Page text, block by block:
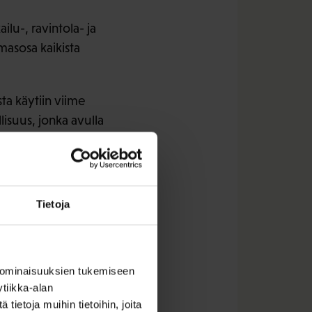
Tietoja
tukemiseen
alan
tietoja muihin tietoihin, joita
, ravintola- ja
kaikista
käytiin viime
jonka avulla
että puhelujen
että soittajalla
vielä